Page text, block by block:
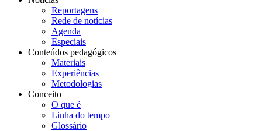
Reportagens
Rede de notícias
Agenda
Especiais
Conteúdos pedagógicos
Materiais
Experiências
Metodologias
Conceito
O que é
Linha do tempo
Glossário